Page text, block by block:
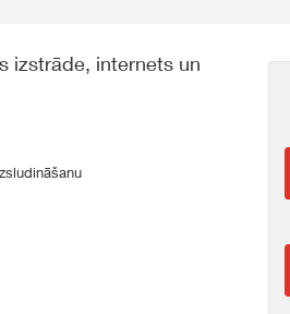
izstrāde, internets un